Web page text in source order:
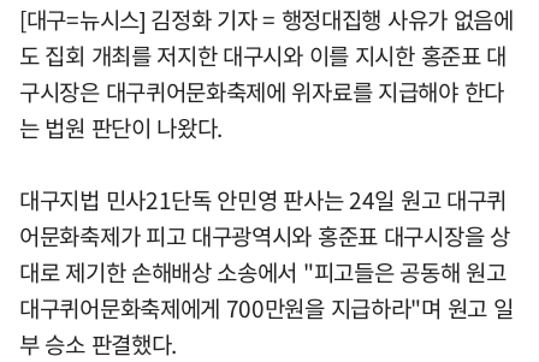
[대구=뉴시스] 김정화 기자 = 행정대집행 사유가 없음에
도 집회 개최를 저지한 대구시와 이를 지시한 홍준표 대
구시장은 대구퀴어문화축제에 위자료를 지급해야 한다
는 법원 판단이 나왔다.
대구지법 민사21단독 안민영 판사는 24일 원고 대구퀴
어문화축제가 피고 대구광역시와 홍준표 대구시장을 상
대로 제기한 손해배상 소송에서 "피고들은 공동해 원고
대구퀴어문화축제에게 700만원을 지급하라"며 원고 일
부 승소 판결했다.